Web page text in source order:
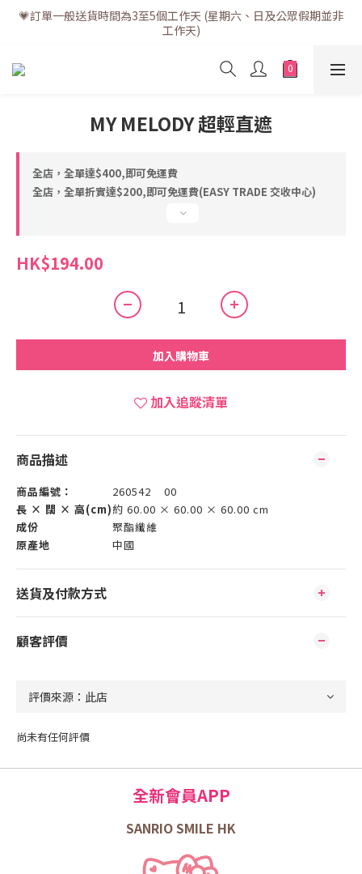
💗訂單一般送貨時間為3至5個工作天 (星期六、日及公眾假期並非
工作天)
💗訂單一般送貨時間為3至5個工作天 (星期六、日及公眾假期並非
工作天)
💗折實滿$400免運費 | 滿$200免自取點運費
💗立即下載全新會員APP享有專屬會員禮遇
💗訂單一般送貨時間為3至5個工作天 (星期六、日及公眾假期並非
工作天)
MY MELODY 超輕直遮
全店，全單達$400,即可免運費
全店，全單折實達$200,即可免運費(EASY TRADE 交收中心)
HK$194.00
加入購物車
加入追蹤清單
商品描述
商品編號：
260542 00
長 × 闊 × 高(cm)約 60.00 × 60.00 × 60.00 cm
成份
聚酯纖維
原產地
中國
送貨及付款方式
顧客評價
尚未有任何評價
全新會員APP
SANRIO SMILE HK